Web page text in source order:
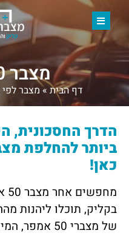
מצבר 50 אמפר
דף הבית »מצבר
הדרך החסכונית,
כאן!
מחפשים אחר מצבר 50 אמפר לרכב? אצלנו ב
בקליק, תוכלו ליהנות
של מצברי 50